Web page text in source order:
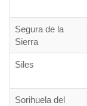
Segura de la
Sierra
Siles
Sorihuela del